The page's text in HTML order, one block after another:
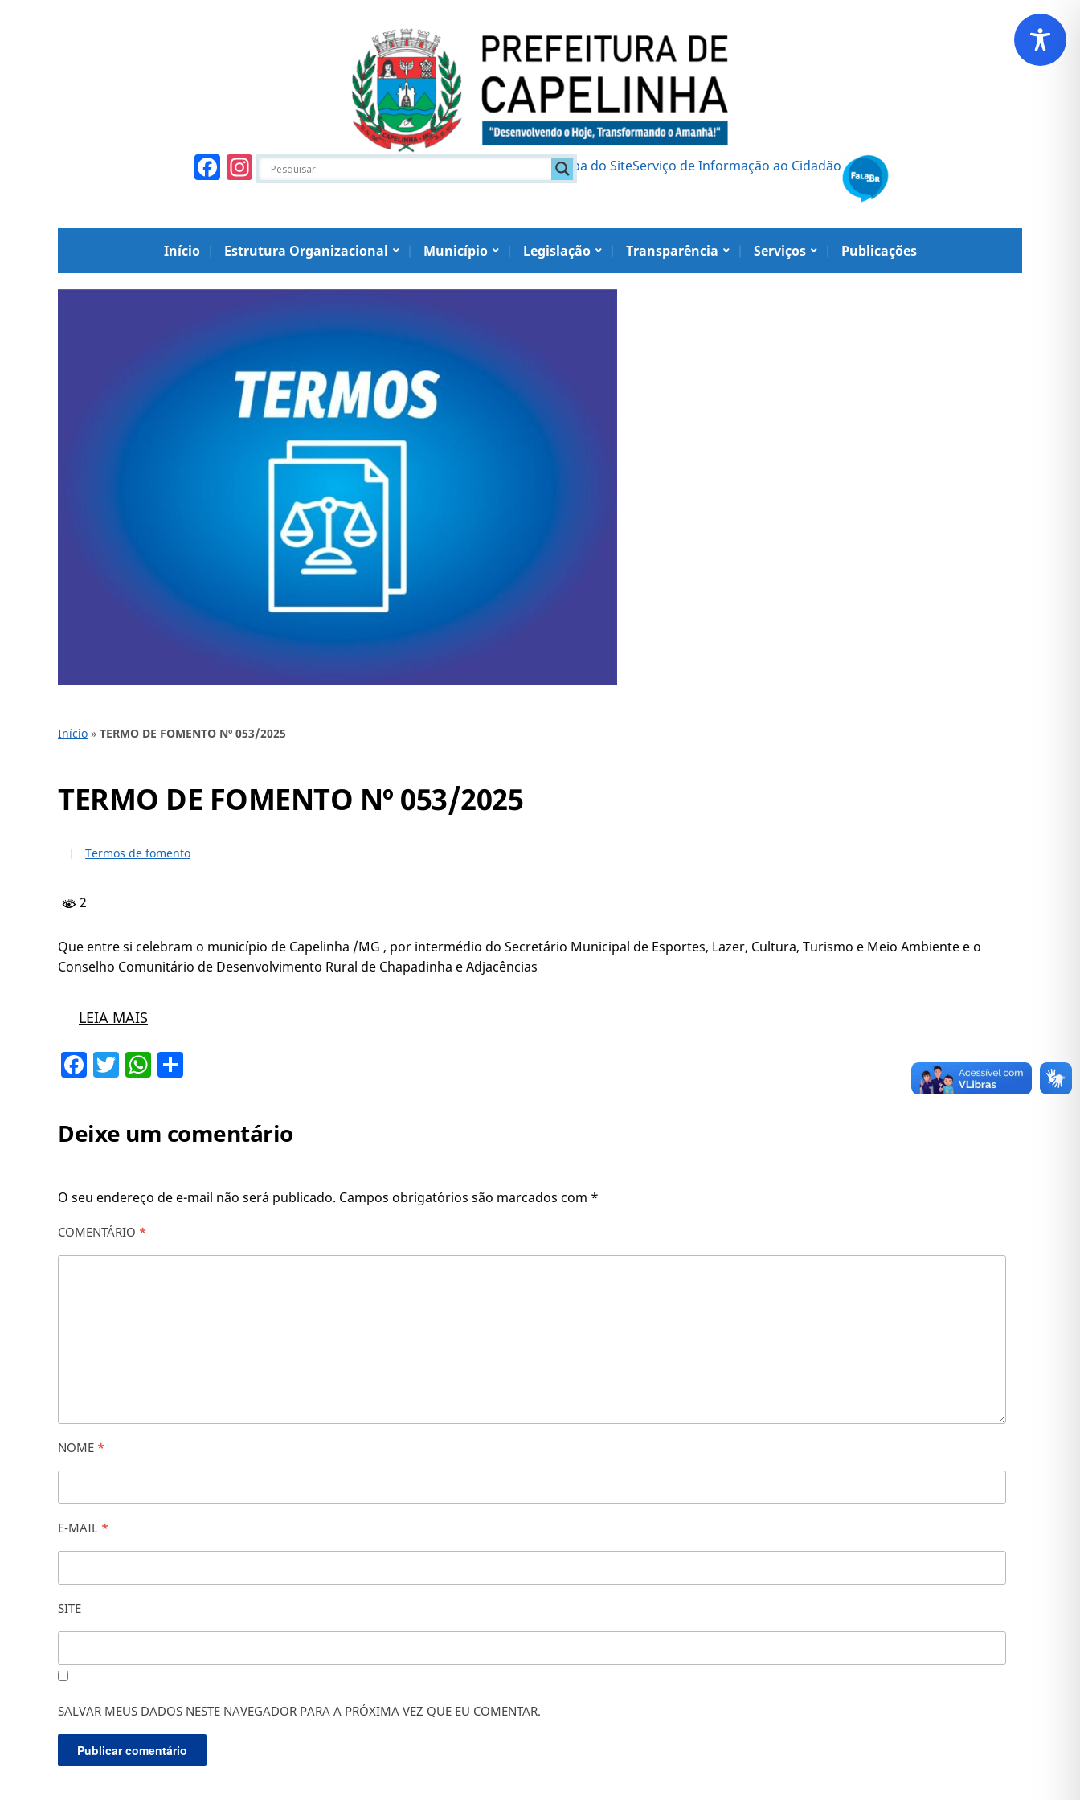
Facebook
Instagram Mapa do SiteServiço de Informação ao Cidadão
Início Estrutura Organizacional Município Legislação Transparência Serviços Publicações
Início » TERMO DE FOMENTO Nº 053/2025
TERMO DE FOMENTO Nº 053/2025
Termos de fomento
2
Que entre si celebram o município de Capelinha /MG , por intermédio do Secretário Municipal de Esportes, Lazer, Cultura, Turismo e Meio Ambiente e o
Conselho Comunitário de Desenvolvimento Rural de Chapadinha e Adjacências
LEIA MAIS
Facebook
TwitterWhatsApp
Deixe um comentário
O seu endereço de e-mail não será publicado. Campos obrigatórios são marcados com *
COMENTÁRIO *
NOME *
E-MAIL *
SITE
SALVAR MEUS DADOS NESTE NAVEGADOR PARA A PRÓXIMA VEZ QUE EU COMENTAR.